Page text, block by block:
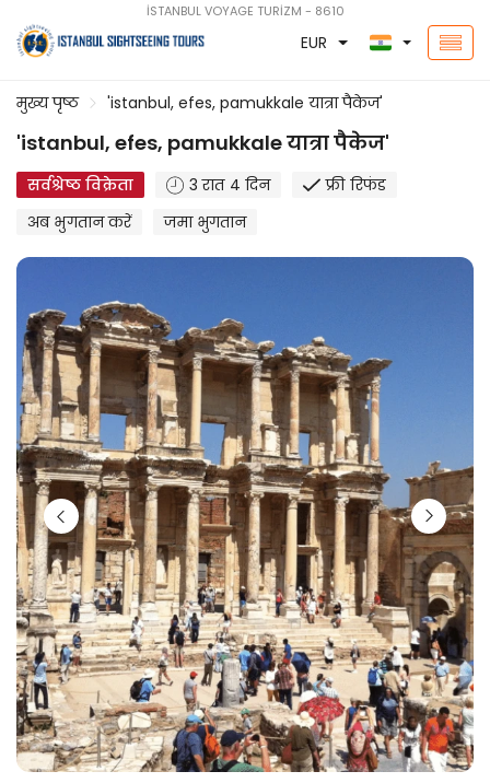
İSTANBUL VOYAGE TURİZM - 8610
EUR
मुख्य पृष्ठ 'istanbul, efes, pamukkale यात्रा पैकेज'
'istanbul, efes, pamukkale यात्रा पैकेज'
सर्वश्रेष्ठ विक्रेता 3 रात 4 दिन
फ्री रिफंड
अब भुगतान करें
जमा भुगतान